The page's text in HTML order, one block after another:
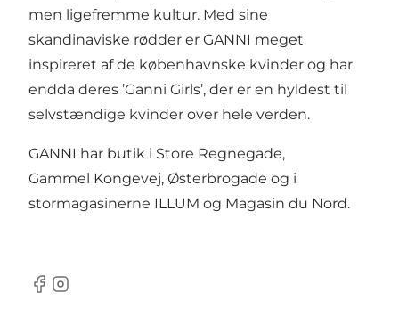
men ligefremme kultur. Med sine
skandinaviske rødder er GANNI meget
inspireret af de københavnske kvinder og har
endda deres ’Ganni Girls’, der er en hyldest til
selvstændige kvinder over hele verden.
GANNI har butik i Store Regnegade,
Gammel Kongevej, Østerbrogade og i
stormagasinerne ILLUM og Magasin du Nord.
Facebook
Instagram